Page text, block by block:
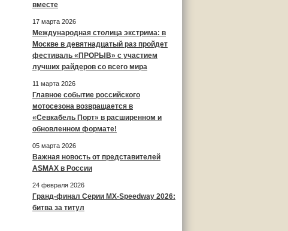
вместе
17 марта 2026
Международная столица экстрима: в
Москве в девятнадцатый раз пройдет
фестиваль «ПРОРЫВ» с участием
лучших райдеров со всего мира
11 марта 2026
Главное событие российского
мотосезона возвращается в
«Севкабель Порт» в расширенном и
обновленном формате!
05 марта 2026
Важная новость от представителей
ASMAX в России
24 февраля 2026
Гранд-финал Серии MX-Speedway 2026:
битва за титул